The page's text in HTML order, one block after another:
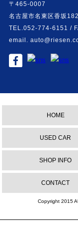
〒465-0007
名古屋市名東区香坂
TEL.052-774-6151 /
email.
HOME
USED CAR
SHOP INFO
CONTACT
Copyright 2015